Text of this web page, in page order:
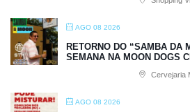
AGO 08 2026
RETORNO DO “SAMBA DA
SEMANA NA MOON DOGS
Cervejaria
AGO 08 2026